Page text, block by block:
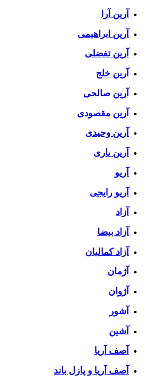
آرین آرا
آرین ابراهیمی
آرین تفضلی
آرین خلج
آرین صالحی
آرین مقصودی
آرین وحیدی
آرین یاری
آریو
آریو رایجی
آزاد
آزاد بیضا
آزاد کمالیان
آژمان
آژوان
آشور
آشین
آصف آریا
آصف آریا و پازل باند